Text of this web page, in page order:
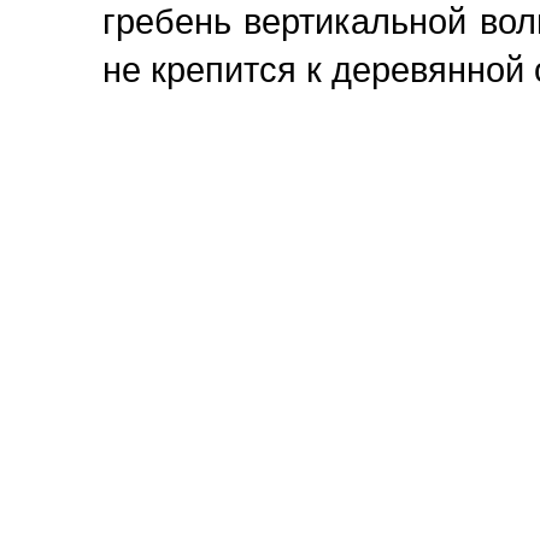
гребень вертикальной
не крепится к